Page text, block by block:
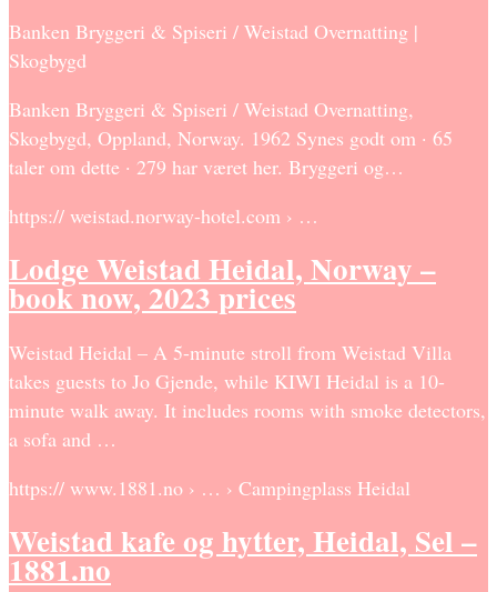
Banken Bryggeri & Spiseri / Weistad Overnatting |
Skogbygd
Banken Bryggeri & Spiseri / Weistad Overnatting,
Skogbygd, Oppland, Norway. 1962 Synes godt om · 65
taler om dette · 279 har været her. Bryggeri og…
https:// weistad.norway-hotel.com › …
Lodge Weistad Heidal, Norway –
book now, 2023 prices
Weistad Heidal – A 5-minute stroll from Weistad Villa
takes guests to Jo Gjende, while KIWI Heidal is a 10-
minute walk away. It includes rooms with smoke detectors,
a sofa and …
https:// www.1881.no › … › Campingplass Heidal
Weistad kafe og hytter, Heidal, Sel –
1881.no